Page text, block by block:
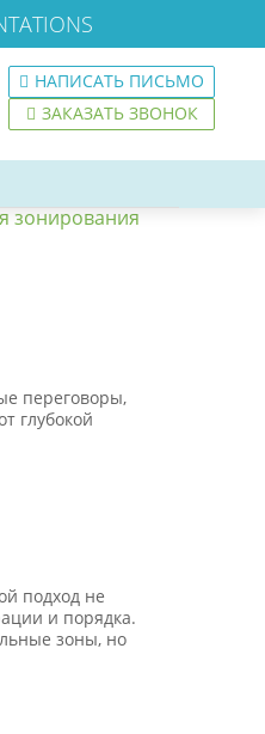
НАПИСАТЬ ПИСЬМО
ЗАКАЗАТЬ ЗВОНОК
зонирования
переговоры,
глубокой
подход не
и порядка.
зоны, но